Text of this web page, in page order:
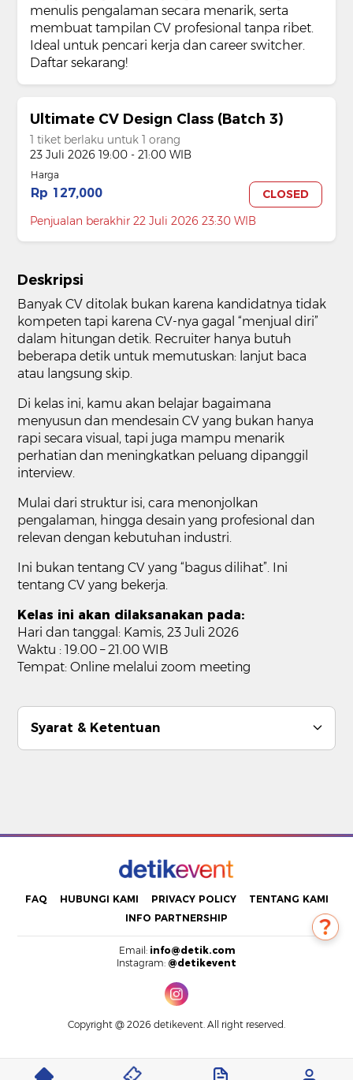
menulis pengalaman secara menarik, serta
membuat tampilan CV profesional tanpa ribet.
Ideal untuk pencari kerja dan career switcher.
Daftar sekarang!
Ultimate CV Design Class (Batch 3)
1 tiket berlaku untuk 1 orang
23 Juli 2026 19:00 - 21:00 WIB
Harga
Rp 127,000
CLOSED
Penjualan berakhir 22 Juli 2026 23:30 WIB
Deskripsi
Banyak CV ditolak bukan karena kandidatnya tidak
kompeten tapi karena CV-nya gagal “menjual diri”
dalam hitungan detik. Recruiter hanya butuh
beberapa detik untuk memutuskan: lanjut baca
atau langsung skip.
Di kelas ini, kamu akan belajar bagaimana
menyusun dan mendesain CV yang bukan hanya
rapi secara visual, tapi juga mampu menarik
perhatian dan meningkatkan peluang dipanggil
interview.
Mulai dari struktur isi, cara menonjolkan
pengalaman, hingga desain yang profesional dan
relevan dengan kebutuhan industri.
Ini bukan tentang CV yang “bagus dilihat”. Ini
tentang CV yang bekerja.
Kelas ini akan dilaksanakan pada:
Hari dan tanggal: Kamis, 23 Juli 2026
Waktu : 19.00 – 21.00 WIB
Tempat: Online melalui zoom meeting
Syarat & Ketentuan
FAQ HUBUNGI KAMI PRIVACY POLICY
TENTANG KAMI
INFO PARTNERSHIP
Email: info@detik.com
Instagram: @detikevent
Copyright @ 2026 detikevent. All right reserved.